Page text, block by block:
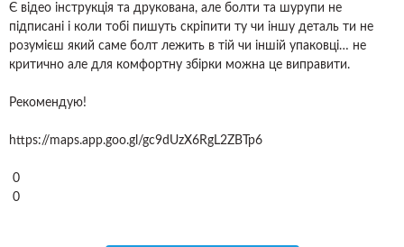
Є відео інструкція та друкована, але болти та шурупи не
підписані і коли тобі пишуть скріпити ту чи іншу деталь ти не
розумієш який саме болт лежить в тій чи іншій упаковці… не
критично але для комфортну збірки можна це виправити.
Рекомендую!
https://maps.app.goo.gl/gc9dUzX6RgL2ZBTp6
0
0